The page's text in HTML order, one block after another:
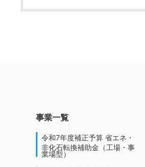
事業一覧
令和7年度補正予算 省エネ・
非化石転換補助金（工場・事
業場型）